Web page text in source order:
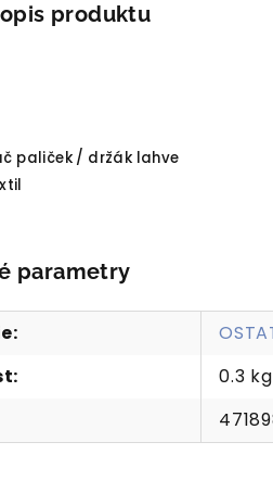
produktu
paliček / držák lahve
parametry
:
:
0.3 kg